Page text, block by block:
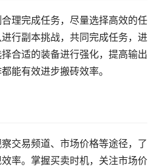
理完成任务，尽量选择高效的任
行副本挑战，共同完成任务，进
合适的装备进行强化，提高输出
能有效进步搬砖效率。
交易频道、市场价格等途径，了
率。掌握买卖时机，关注市场价